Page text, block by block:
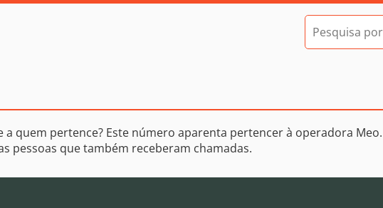
a quem pertence? Este número aparenta pertencer à operadora Meo.
pessoas que também receberam chamadas.